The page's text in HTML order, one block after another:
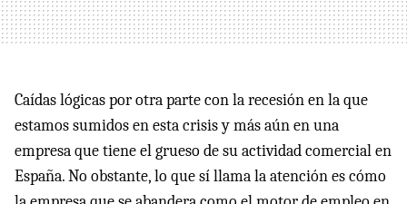
Caídas lógicas por otra parte con la recesión en la que
estamos sumidos en esta crisis y más aún en una
empresa que tiene el grueso de su actividad comercial en
España. No obstante, lo que sí llama la atención es cómo